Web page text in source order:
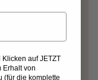
auf JETZT
Erhalt von
(für die komplette